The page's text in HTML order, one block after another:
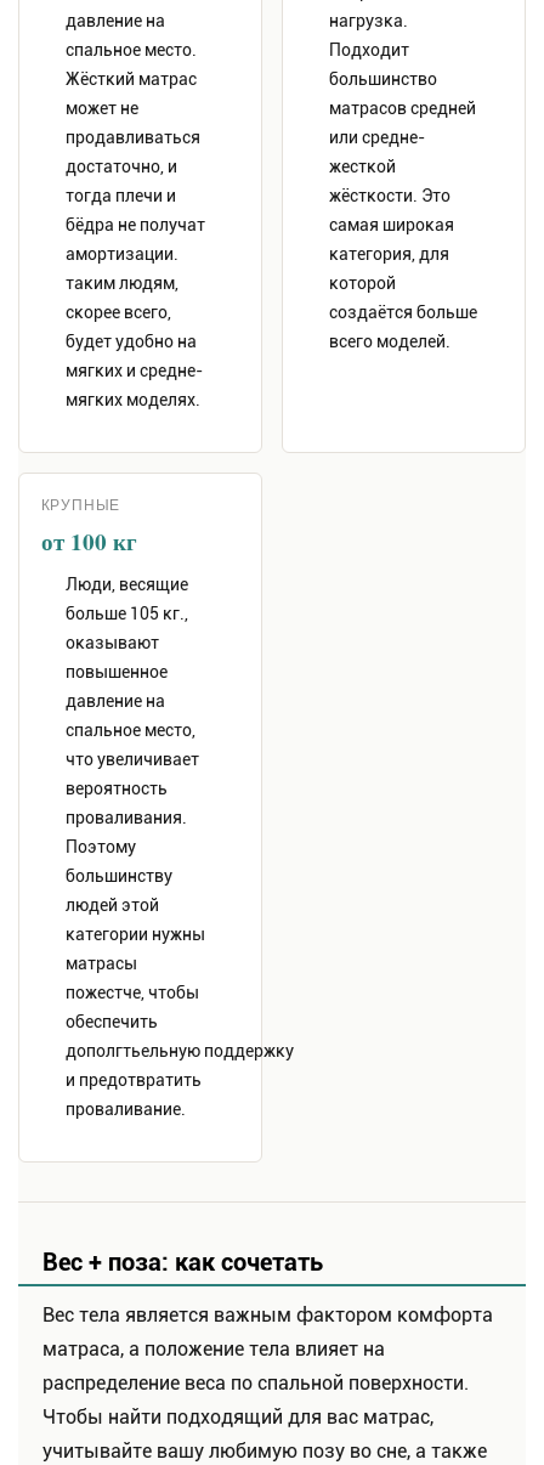
давление на
спальное место.
Жёсткий матрас
может не
продавливаться
достаточно, и
тогда плечи и
бёдра не получат
амортизации.
таким людям,
скорее всего,
будет удобно на
мягких и средне-
мягких моделях.
нагрузка.
Подходит
большинство
матрасов средней
или средне-
жесткой
жёсткости. Это
самая широкая
категория, для
которой
создаётся больше
всего моделей.
КРУПНЫЕ
от 100 кг
Люди, весящие
больше 105 кг.,
оказывают
повышенное
давление на
спальное место,
что увеличивает
вероятность
проваливания.
Поэтому
большинству
людей этой
категории нужны
матрасы
пожестче, чтобы
обеспечить
дополгтьельную поддержку
и предотвратить
проваливание.
Вес + поза: как сочетать
Вес тела является важным фактором комфорта
матраса, а положение тела влияет на
распределение веса по спальной поверхности.
Чтобы найти подходящий для вас матрас,
учитывайте вашу любимую позу во сне, а также